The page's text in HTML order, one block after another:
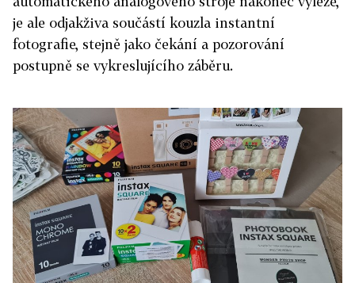
je ale odjakživa součástí kouzla instantní
fotografie, stejně jako čekání a pozorování
postupně se vykreslujícího záběru.